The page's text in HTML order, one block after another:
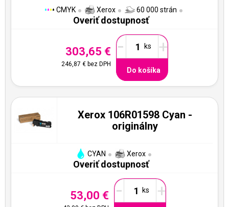
CMYK Xerox 60 000 strán
Overiť dostupnosť
303,65 €
246,87 €bez DPH
- +
Do košíka
Xerox 106R01598 Cyan -
originálny
CYAN Xerox
Overiť dostupnosť
53,00 € - +